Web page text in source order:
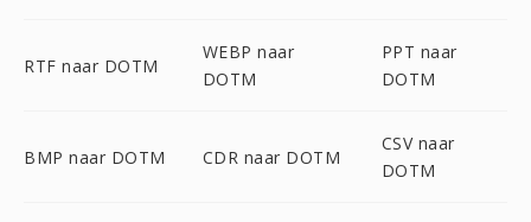
RTF naar DOTM
WEBP naar
DOTM
PPT naar
DOTM
BMP naar DOTM CDR naar DOTM
CSV naar
DOTM